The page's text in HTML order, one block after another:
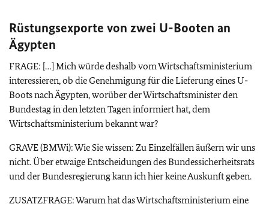
Rüstungsexporte von zwei U-Booten an
Ägypten
FRAGE: […] Mich würde deshalb vom Wirtschaftsministerium
interessieren, ob die Genehmigung für die Lieferung eines U-
Boots nach Ägypten, worüber der Wirtschaftsminister den
Bundestag in den letzten Tagen informiert hat, dem
Wirtschaftsministerium bekannt war?
GRAVE (BMWi): Wie Sie wissen: Zu Einzelfällen äußern wir uns
nicht. Über etwaige Entscheidungen des Bundessicherheitsrats
und der Bundesregierung kann ich hier keine Auskunft geben.
ZUSATZFRAGE: Warum hat das Wirtschaftsministerium eine